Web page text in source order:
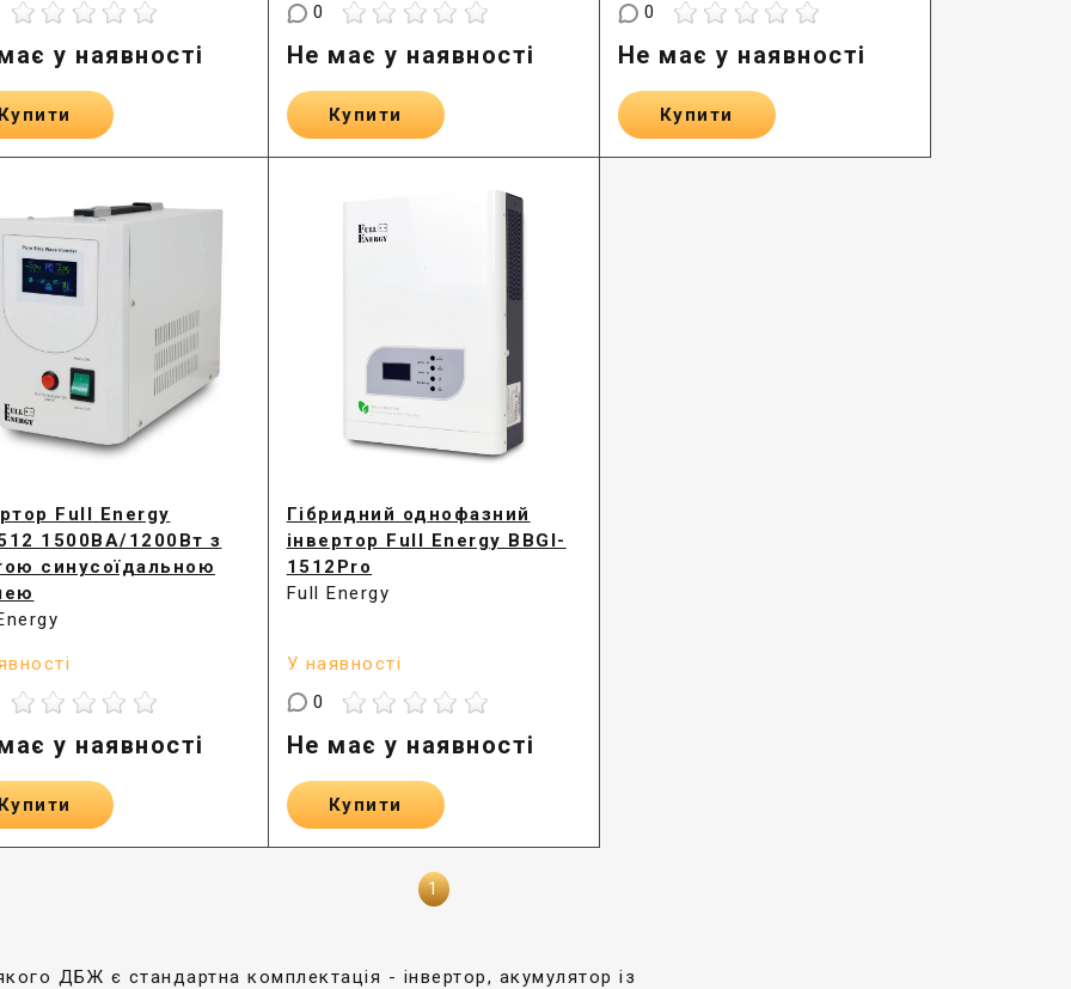
у наявності
Купити
0
Не має у наявності
Купити
0
Не має у наявності
Купити
Full Energy
1500ВА/1200Вт з
синусоїдальною
у наявності
Купити
Гібридний однофазний
інвертор Full Energy BBGI-
1512Pro
Full Energy
У наявності
0
Не має у наявності
Купити
1
ДБЖ є стандартна комплектація - інвертор, акумулятор із